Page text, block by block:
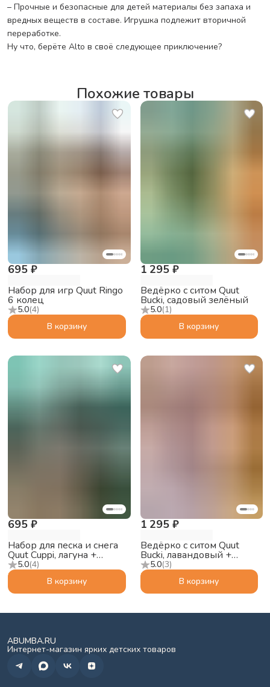
– Прочные и безопасные для детей материалы без запаха и
вредных веществ в составе. Игрушка подлежит вторичной
переработке.
Ну что, берёте Alto в своё следующее приключение?
Похожие товары
5.0(4)
695 ₽
Набор для игр Quut Ringo
6 колец
В корзину
5.0(1)
1 295 ₽
Ведёрко с ситом Quut
Bucki, садовый зелёный
В корзину
5.0(4)
695 ₽
Набор для песка и снега
Quut Cuppi, лагуна +
лавандовый + красный
мячик
В корзину
5.0(3)
1 295 ₽
Ведёрко с ситом Quut
Bucki, лавандовый +
персиковый
В корзину
ABUMBA.RU
Интернет-магазин ярких детских товаров